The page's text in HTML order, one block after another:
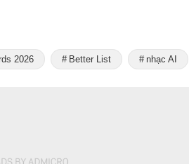
2026 Better List nhạc AI